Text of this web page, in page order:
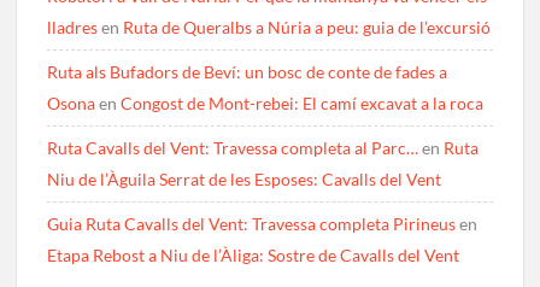
lladresen Ruta de Queralbs a Núria a peu: guia de l’excursió
Ruta als Bufadors de Beví: un bosc de conte de fades a
OsonaenCongost de Mont-rebei: El camí excavat a la roca
Ruta Cavalls del Vent: Travessa completa al Parc…en Ruta
Niu de l’Àguila Serrat de les Esposes: Cavalls del Vent
Guia Ruta Cavalls del Vent: Travessa completa Pirineusen
Etapa Rebost a Niu de l’Àliga: Sostre de Cavalls del Vent